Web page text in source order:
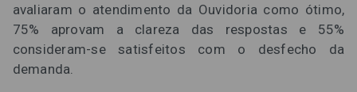
avaliaram o atendimento da Ouvidoria como ótimo,
75% aprovam a clareza das respostas e 55%
consideram-se satisfeitos com o desfecho da
demanda.